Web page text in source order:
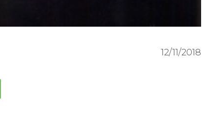
12/11/2018